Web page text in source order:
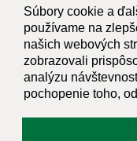
Súbory cookie a
používame na
našich webových
zobrazovali
analýzu
pochopenie toho,